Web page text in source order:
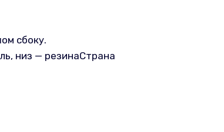
сбоку.
низ — резинаСтрана